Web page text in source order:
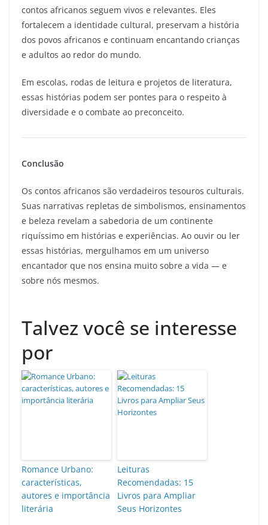
contos africanos seguem vivos e relevantes. Eles
fortalecem a identidade cultural, preservam a história
dos povos africanos e continuam encantando crianças
e adultos ao redor do mundo.
Em escolas, rodas de leitura e projetos de literatura,
essas histórias podem ser pontes para o respeito à
diversidade e o combate ao preconceito.
Conclusão
Os contos africanos são verdadeiros tesouros culturais.
Suas narrativas repletas de simbolismos, ensinamentos
e beleza revelam a sabedoria de um continente
riquíssimo em histórias e experiências. Ao ouvir ou ler
essas histórias, mergulhamos em um universo
encantador que nos ensina muito sobre a vida — e
sobre nós mesmos.
Talvez você se interesse
por
Romance Urbano:
características,
autores e importância
literária
Leituras
Recomendadas: 15
Livros para Ampliar
Seus Horizontes